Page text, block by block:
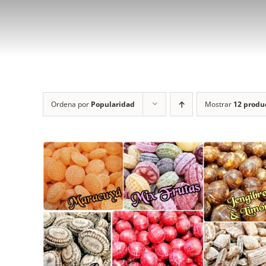
Ordena por Popularidad Mostrar 12
SELECCIONAR OPCIONESESTE
/ DETALLES